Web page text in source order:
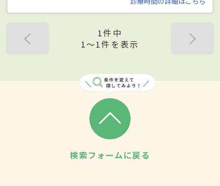
1件中
1〜1件を表示
検索フォームに戻る